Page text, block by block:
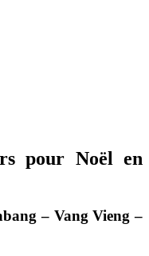
pour Noël en
– Vang Vieng –